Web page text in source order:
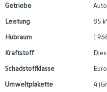
Getriebe
Leistung
85
Hubraum
Kraftstoff
Schadstoffklasse
Umweltplakette
4